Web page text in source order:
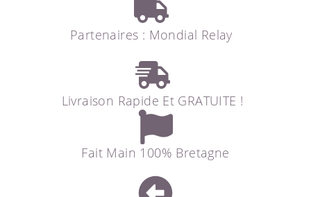
Partenaires : Mondial Relay
Livraison Rapide Et GRATUITE !
Fait Main 100% Bretagne